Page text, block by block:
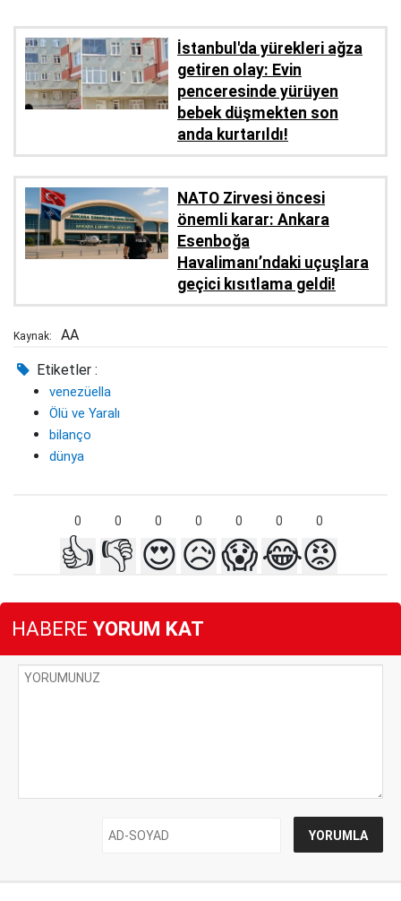
İstanbul'da yürekleri ağza
getiren olay: Evin
penceresinde yürüyen
bebek düşmekten son
anda kurtarıldı!
NATO Zirvesi öncesi
önemli karar: Ankara
Esenboğa
Havalimanı’ndaki uçuşlara
geçici kısıtlama geldi!
Kaynak: AA
Etiketler :
venezüella
Ölü ve Yaralı
bilanço
dünya
0 0 0 0 0 0 0
👍 👎 😍😥😱😂😡
HABERE YORUM KAT